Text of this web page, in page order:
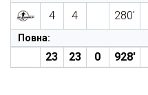
4 4 280′
Повна:
23 23 0 928′